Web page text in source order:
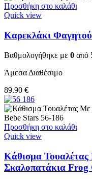
Προσθήκη στο καλάθι
Quick view
Καρεκλάκι
Βαθμολογήθηκε με 0 από
Άμεσα Διαθέσιμο
89.90 €
Προσθήκη στο καλάθι
Quick view
Κάθισμα
Σκαλοπατάκια Frog